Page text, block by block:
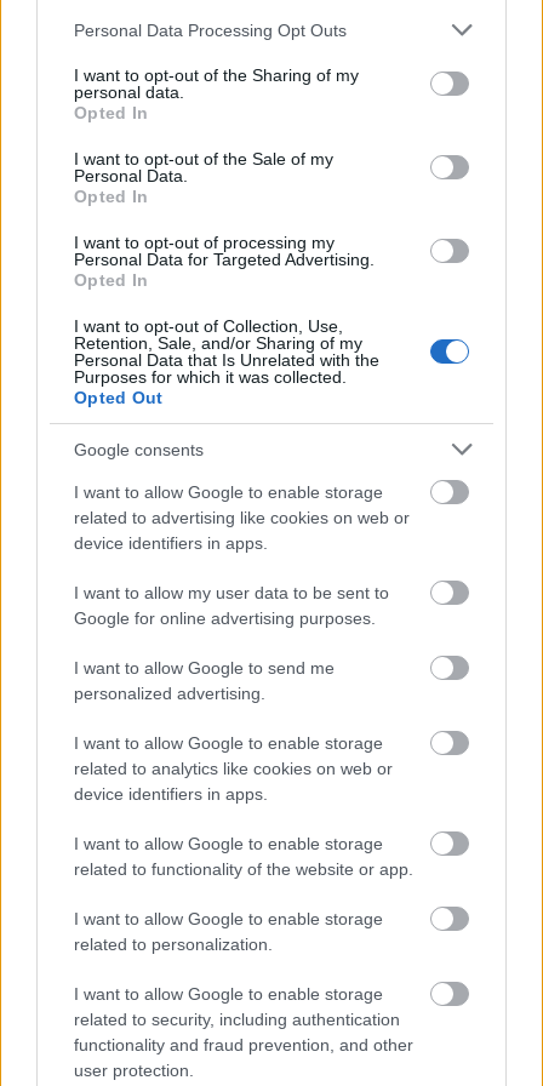
Please note that this website/app uses one or more Google
not limited to your visit or usage behaviour. You may click to
grant or deny consent to Google and its third-party tags to
use your data for below specified purposes in below Google
consent section.
Personal Data Processing Opt Outs
I want to opt-out of the Sharing of my
personal data.
Opted In
I want to opt-out of the Sale of my
Personal Data.
Opted In
I want to opt-out of processing my
Personal Data for Targeted Advertising.
Opted In
I want to opt-out of Collection, Use,
Retention, Sale, and/or Sharing of my
Personal Data that Is Unrelated with the
Purposes for which it was collected.
Opted Out
Google consents
I want to allow Google to enable storage
related to advertising like cookies on web or
device identifiers in apps.
I want to allow my user data to be sent to
Google for online advertising purposes.
I want to allow Google to send me
personalized advertising.
I want to allow Google to enable storage
related to analytics like cookies on web or
device identifiers in apps.
I want to allow Google to enable storage
related to functionality of the website or app.
I want to allow Google to enable storage
related to personalization.
I want to allow Google to enable storage
related to security, including authentication
functionality and fraud prevention, and other
user protection.
"A nevemTomasz Man. Nem viccelek!
Hegyvölgyben fekvő térségben születtem. A
gyerekkorom szanatóriumi látogatásokkal, éjszakai
ablakban ücsörgésekkel és tengernél eltöltött
vakációkkal telt. Nem szerettem az iskolát, inkább
csavarogtam, amíg apám egyszer rajta nem kapott,
véget vetve magányos utazásaimnak. Magától
értetődően életem hajnalától Tomasz Mann
szelleme kísért, ezért tíz éves koromban rászántam
magam, és elolvastam a Halál Velencébent, és
azonnal megértettem, hogy Olaszországot nagy
ívben el kell kerüljem, mert ott aztán mindenki
Az igazi áttörést 15. életévem hozta, amikor
meghallottam Deep Purple „
növesztettem és rockegyüttesben játszottam. Szintén
ez időszaktól datálódik szocialista rendszerrel
szembeni egyenlőtlen harcom Lengyelországban,
melyet úgy juttattam kifejezésre, hogy a háborús
helyzet alatt lakótelepi háztömbünk homokozójába
gázoló tankot kövekkel dobáltam. Nem
Sartre, Camus, Mrożek
Kafka felforgató ideáit hangoztattam. Csodával
határos, hogy elkerültem a katonaságot, mert
eszembe jutott, hogy gyerekkoromban asztmás
voltam. Végül az ódon hangulatú Wroclawban,
Grotowski és Brahms városában érettségiztem le.
Ezekben az években áldozott le a szürke